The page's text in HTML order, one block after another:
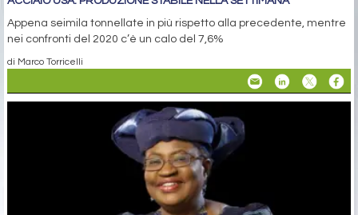
Appena seimila tonnellate in più rispetto alla precedente, mentre
nei confronti del 2020 c’è un calo del 7,6%
di Marco Torricelli